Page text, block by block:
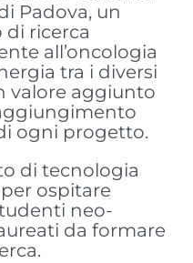
Padova, un
ricerca
all’oncologia
tra i diversi
valore aggiunto
ogni progetto.
di tecnologia
ospitare
neo-
da formare